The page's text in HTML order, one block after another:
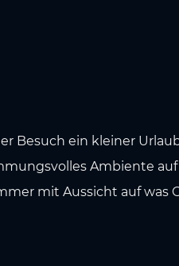
Besuch ein kleiner
Ambiente
mit Aussicht auf was